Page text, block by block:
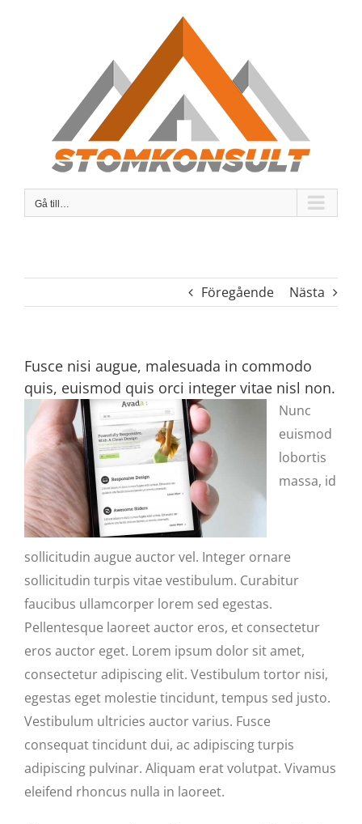
Gå till…
Föregående Nästa
Fusce nisi augue, malesuada in commodo
quis, euismod quis orci integer vitae nisl non.
Nunc
euismod
lobortis
massa, id
sollicitudin augue auctor vel. Integer ornare
sollicitudin turpis vitae vestibulum. Curabitur
faucibus ullamcorper lorem sed egestas.
Pellentesque laoreet auctor eros, et consectetur
eros auctor eget. Lorem ipsum dolor sit amet,
consectetur adipiscing elit. Vestibulum tortor nisi,
egestas eget molestie tincidunt, tempus sed justo.
Vestibulum ultricies auctor varius. Fusce
consequat tincidunt dui, ac adipiscing turpis
adipiscing pulvinar. Aliquam erat volutpat. Vivamus
eleifend rhoncus nulla in laoreet.